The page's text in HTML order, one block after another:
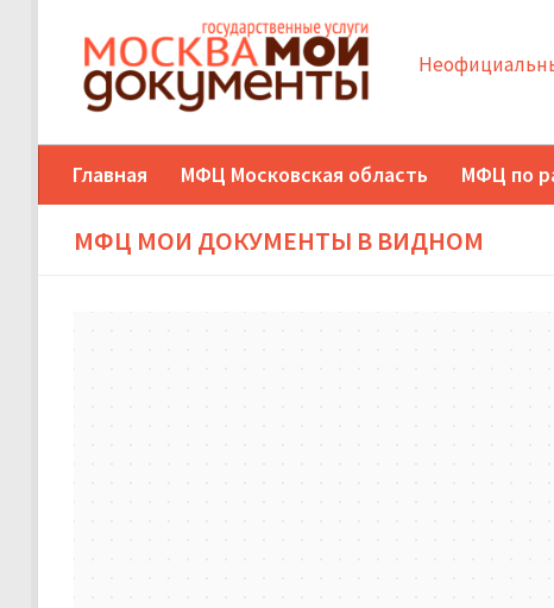
Главная МФЦ Московская область МФЦ по
МФЦ МОИ ДОКУМЕНТЫ В ВИДНОМ